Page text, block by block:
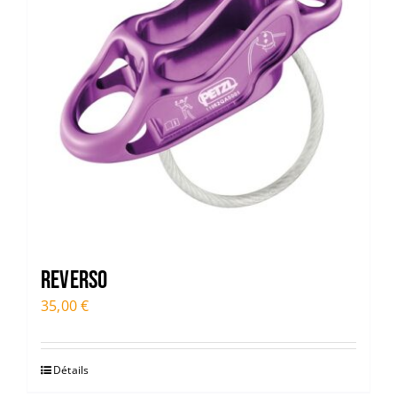
Reverso
35,00€
Détails